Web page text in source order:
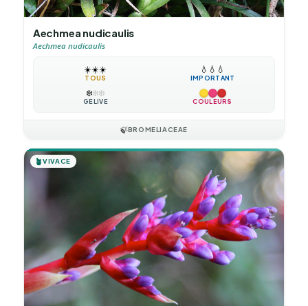
Aechmea nudicaulis
Aechmea nudicaulis
☀️☀️☀️
TOUS
💧 💧 💧
IMPORTANT
❄️❄️❄️
GÉLIVE COULEURS
🍃BROMELIACEAE
🪴VIVACE